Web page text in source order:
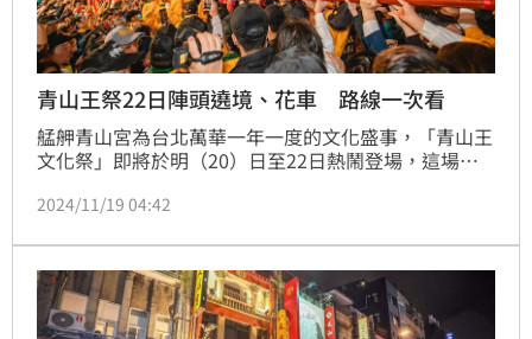
青山王祭22日陣頭遶境、花車 路線一次看
艋舺青山宮為台北萬華一年一度的文化盛事，「青山王
文化祭」即將於明（20）日至22日熱鬧登場，這場傳
文化象徵。於是《三立新聞網》記者統整22日的遶境與
2024/11/19 04:42